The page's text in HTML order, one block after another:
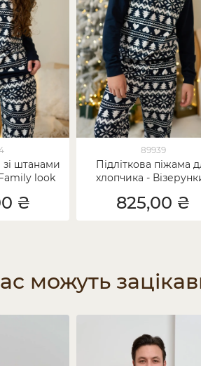
штанами
look
₴
89939
Підліткова піжама
хлопчика -
825,00 ₴
можуть